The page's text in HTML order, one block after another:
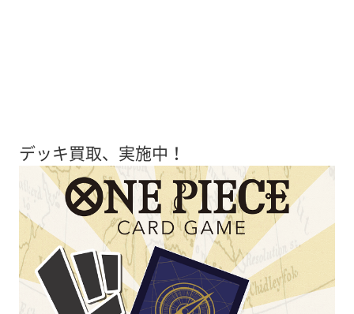
デッキ買取、実施中！